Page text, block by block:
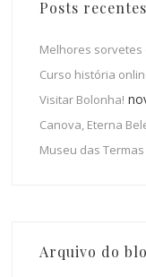
Posts recentes
Melhores sorvetes
Curso história
Visitar Bolonha!
Canova, Eterna
Museu das
Arquivo do